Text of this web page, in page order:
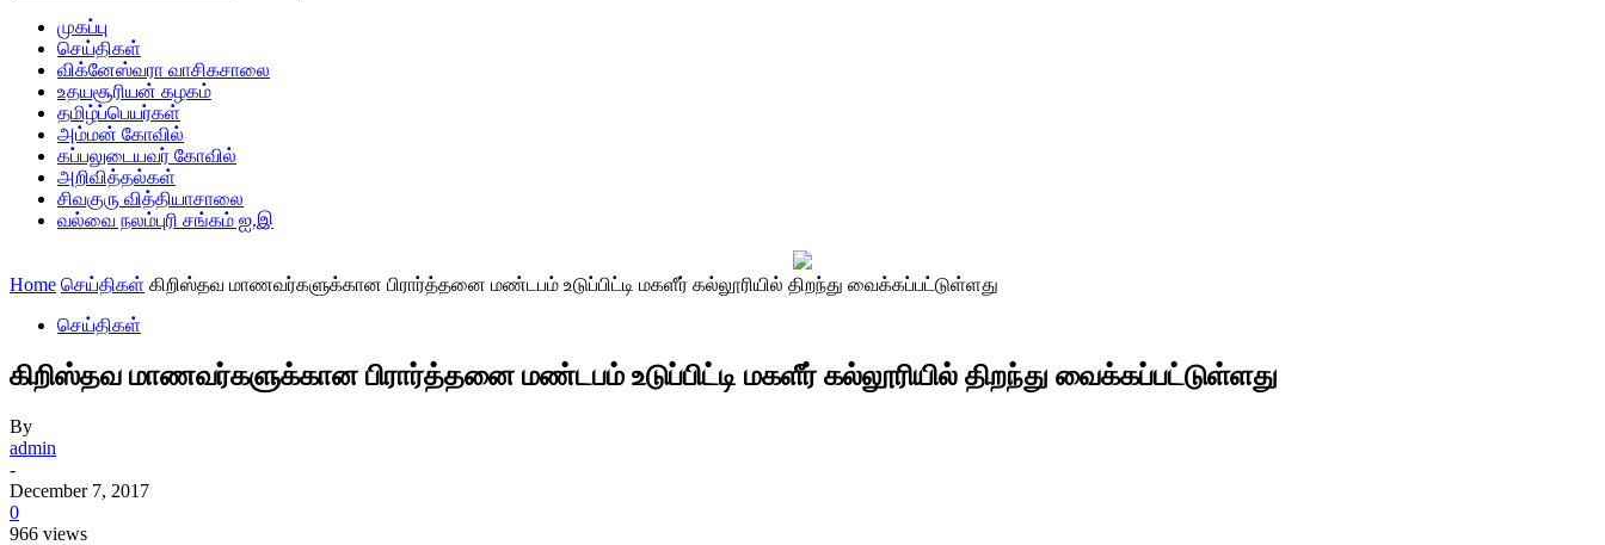
முகப்பு
செய்திகள்
விக்னேஸ்வரா வாசிகசாலை
உதயசூரியன் கழகம்
தமிழ்ப்பெயர்கள்
அம்மன் கோவில்
கப்பலுடையவர் கோவில்
அறிவித்தல்கள்
சிவகுரு வித்தியாசாலை
வல்வை நலம்புரி சங்கம் ஐ.இ
Home செய்திகள் கிறிஸ்தவ மாணவர்களுக்கான பிரார்த்தனை மண்டபம் உடுப்பிட்டி மகளீர் கல்லூரியில் திறந்து வைக்கப்பட்டுள்ளது
செய்திகள்
கிறிஸ்தவ மாணவர்களுக்கான பிரார்த்தனை மண்டபம் உடுப்பிட்டி மகளீர் கல்லூரியில் திறந்து வைக்கப்பட்டுள்ளது
By
admin
-
December 7, 2017
0
966 views